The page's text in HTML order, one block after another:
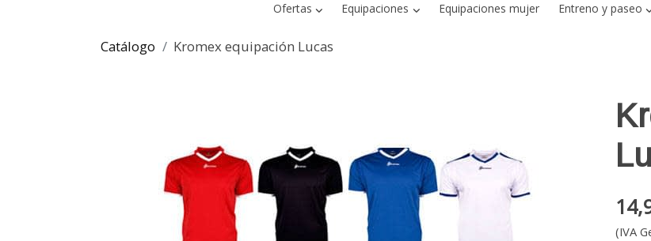
Ofertas Equipaciones Equipaciones mujer Entreno y paseo
Catálogo Kromex equipación Lucas
(IVA